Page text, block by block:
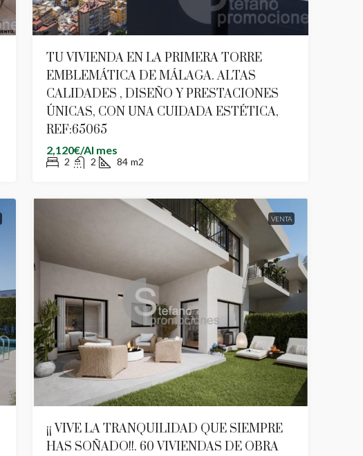
TU VIVIENDA EN LA PRIMERA TORRE
EMBLEMÁTICA DE MÁLAGA. ALTAS
CALIDADES , DISEÑO Y PRESTACIONES
ÚNICAS, CON UNA CUIDADA ESTÉTICA,
REF:65065
2,120€/Al mes
2 2 84 m2
VENTA
¡¡ VIVE LA TRANQUILIDAD QUE SIEMPRE
HAS SOÑADO!!. 60 VIVIENDAS DE OBRA